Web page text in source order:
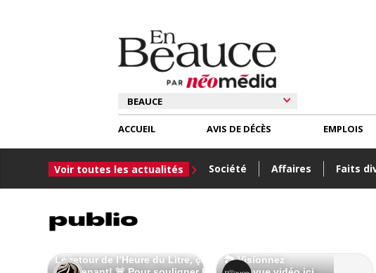
ACCUEIL
Voir toutes les actualités Société Affaires Faits
AVIS DE DÉCÈS EMPLOIS